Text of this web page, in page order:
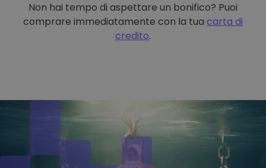
Non hai tempo di aspettare un bonifico? Puoi
comprare immediatamente con la tua carta di
credito.